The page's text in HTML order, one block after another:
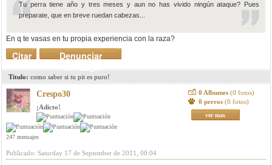
Tu perra tiene año y tres meses y aun no has vivido ningún ataque? Pues
preparate, que en breve ruedan cabezas...
En q te vasas en tu propia experiencia con la raza?
Denunciar
mensaje
Citar
Titulo: como saber si tu pit es puro!
Crespo30
¡Adicto!
247 mensajes
0 Albumes (0 fotos)
0 perros (0 fotos)
ver mas
Publicado: Saturday 17 de September de 2011, 00:04